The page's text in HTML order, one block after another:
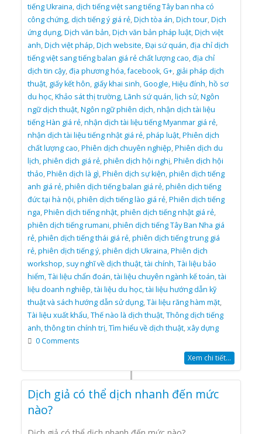
tiếng Ukraina,dịch tiếng việt sang tiếng Tây ban nha có
công chứng,dịch tiếng ý giá rẻ,Dịch tòa án,Dịch tour,Dịch
ứng dụng,Dịch văn bản,Dịch văn bản pháp luật,Dịch việt
anh,Dịch việt pháp,Dịch website,Đại sứ quán,địa chỉ dịch
tiếng việt sang tiếng balan giá rẻ chất lượng cao,địa chỉ
dịch tin cậy,địa phương hóa,facebook,G+, giải pháp dịch
thuật, giấy kết hôn, giấy khai sinh,Google,Hiệu đính,hồ sơ
du học,Khảo sát thị trường,Lãnh sứ quán,lịch sử,Ngôn
ngữ dịch thuật,Ngôn ngữ phiên dịch,nhận dịch tài liệu
tiếng Hàn giá rẻ,nhận dịch tài liệu tiếng Myanmar giá rẻ,
nhận dịch tài liệu tiếng nhật giá rẻ,pháp luật,Phiên dịch
chất lượng cao,Phiên dịch chuyên nghiệp,Phiên dịch du
lịch,phiên dịch giá rẻ,phiên dịch hội nghị,Phiên dịch hội
thảo,Phiên dịch là gì,Phiên dịch sự kiện,phiên dịch tiếng
anh giá rẻ,phiên dịch tiếng balan giá rẻ,phiên dịch tiếng
đức tại hà nội,phiên dịch tiếng lào giá rẻ,Phiên dịch tiếng
nga,Phiên dịch tiếng nhật,phiên dịch tiếng nhật giá rẻ,
phiên dịch tiếng rumani,phiên dịch tiếng Tây Ban Nha giá
rẻ,phiên dịch tiếng thái giá rẻ,phiên dịch tiếng trung giá
rẻ,phiên dịch tiếng ý,phiên dịch Ukraina,Phiên dịch
workshop, suy nghĩ về dịch thuật,tài chính,Tài liệu bảo
hiểm,Tài liệu chẩn đoán,tài liệu chuyên ngành kế toán,tài
liệu doanh nghiêp,tài liệu du học,tài liệu hướng dẫn kỹ
thuật và sách hướng dẫn sử dụng,Tài liệu răng hàm mặt,
Tài liệu xuất khẩu,Thế nào là dịch thuật,Thông dịch tiếng
anh,thông tin chính trị,Tìm hiểu về dịch thuật,xây dựng
0 Comments
Xem chi tiết...
Dịch giả có thể dịch nhanh đến mức
nào?